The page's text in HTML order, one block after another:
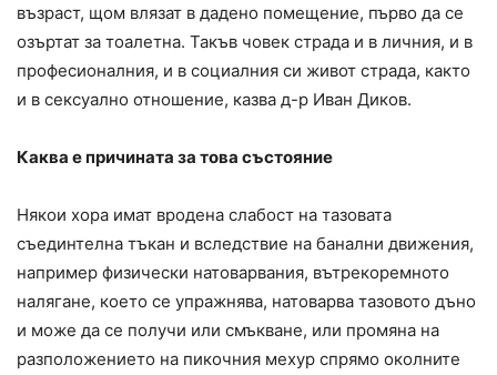
възраст, щом влязат в дадено помещение, първо да се
озъртат за тоалетна. Такъв човек страда и в личния, и в
професионалния, и в социалния си живот страда, както
и в сексуално отношение, казва д-р Иван Диков.
Каква е причината за това състояние
Някои хора имат вродена слабост на тазовата
съединтелна тъкан и вследствие на банални движения,
например физически натоварвания, вътрекоремното
налягане, което се упражнява, натоварва тазовото дъно
и може да се получи или смъкване, или промяна на
разположението на пикочния мехур спрямо околните